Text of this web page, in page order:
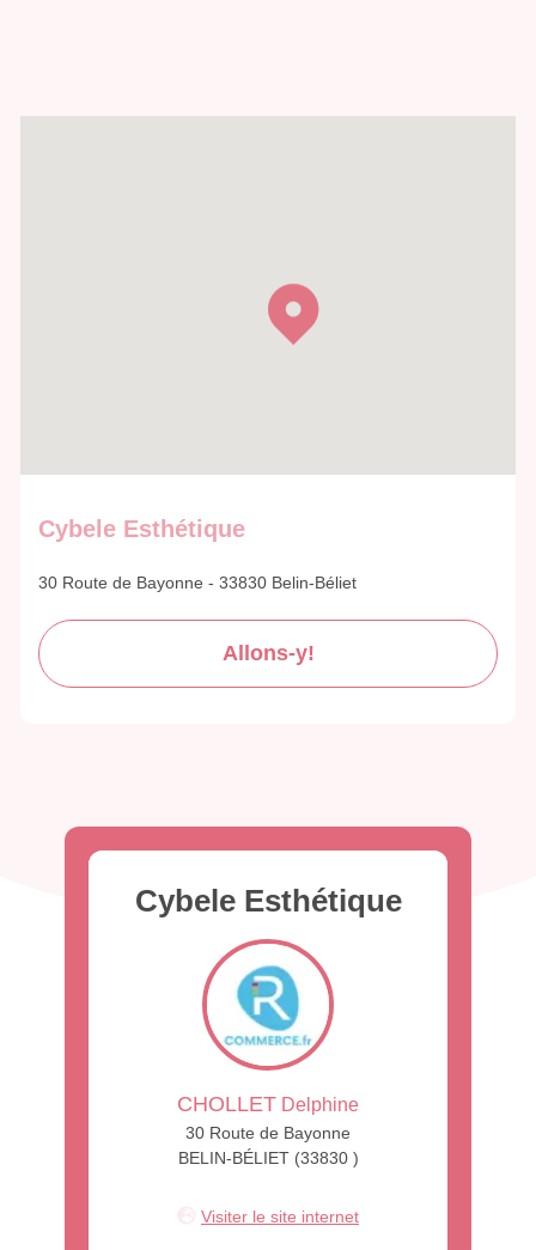
Cybele Esthétique
30 Route de Bayonne - 33830 Belin-Béliet
Allons-y!
Cybele Esthétique
CHOLLET Delphine
30 Route de Bayonne
BELIN-BÉLIET (33830 )
Visiter le site internet